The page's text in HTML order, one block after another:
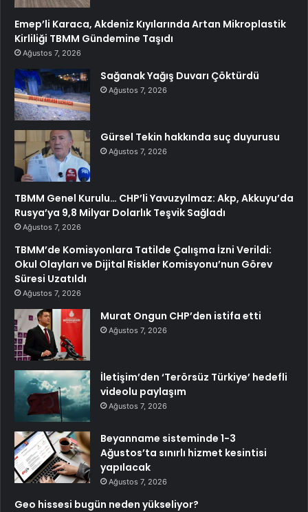
Emep’li Karaca, Akdeniz Kıyılarında Artan Mikroplastik
Kirliliği TBMM Gündemine Taşıdı
Ağustos 7, 2026
Sağanak Yağış Duvarı Çöktürdü
Ağustos 7, 2026
Gürsel Tekin hakkında suç duyurusu
Ağustos 7, 2026
TBMM Genel Kurulu… CHP’li Yavuzyılmaz: Akp, Akkuyu’da
Rusya’ya 9,8 Milyar Dolarlık Teşvik Sağladı
Ağustos 7, 2026
TBMM’de Komisyonlara Tatilde Çalışma İzni Verildi:
Okul Olayları ve Dijital Riskler Komisyonu’nun Görev
Süresi Uzatıldı
Ağustos 7, 2026
Murat Ongun CHP’den istifa etti
Ağustos 7, 2026
İletişim’den ‘Terörsüz Türkiye’ hedefli
videolu paylaşım
Ağustos 7, 2026
Beyanname sisteminde 1-3
Ağustos’ta sınırlı hizmet kesintisi
yapılacak
Ağustos 7, 2026
Geo hissesi bugün neden yükseliyor?